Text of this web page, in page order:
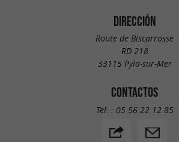
DIRECCIÓN
Route de Biscarrosse
RD 218
33115 Pyla-sur-Mer
CONTACTOS
Tel. : 05 56 22 12 85